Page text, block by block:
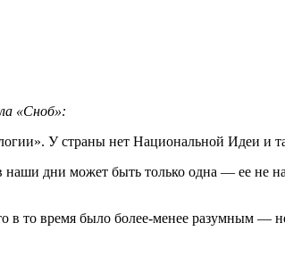
«Сноб»:
У страны нет Национальной Идеи и
наши дни может быть только одна — ее не
в то время было более-менее разумным —